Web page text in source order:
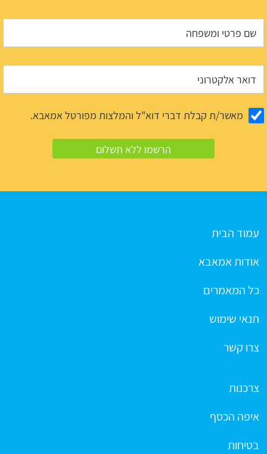
מאשר/ת קבלת דברי דוא"ל והמלצות מפורטל אמאבא.
עמוד הבית
אודות אמאבא
כל המאמרים
תנאי שימוש
צרו קשר
צרכנות
איפה הכסף
בטיחות